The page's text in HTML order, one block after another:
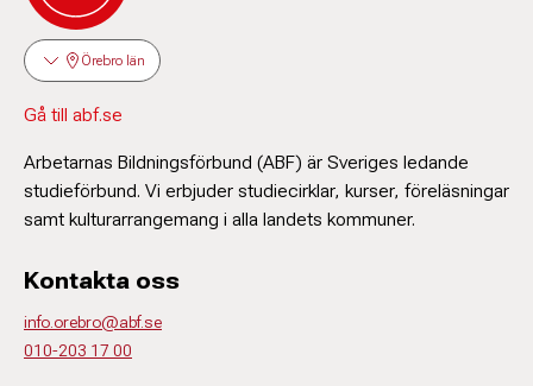
Örebro län
Gå till abf.se
Arbetarnas Bildningsförbund (ABF) är Sveriges ledande
studieförbund. Vi erbjuder studiecirklar, kurser, föreläsningar
samt kulturarrangemang i alla landets kommuner.
Kontakta oss
info.orebro@abf.se
010-203 17 00